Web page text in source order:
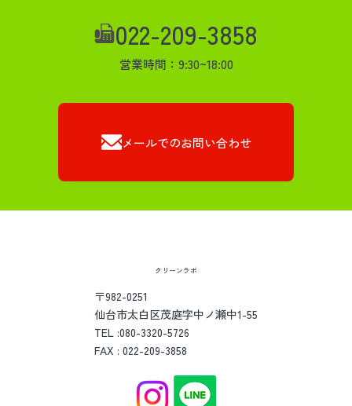
022-209-3858
営業時間：9:30~18:00
メールでのお問い合わせ
クリーンラボ
〒982-0251
仙台市太白区茂庭字中ノ瀬中1-55
TEL :080-3320-5726
FAX : 022-209-3858